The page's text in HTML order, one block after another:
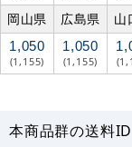
岡山県 広島県 山
1,050
(1,155)
1,050
(1,155)
本商品群の送料ID